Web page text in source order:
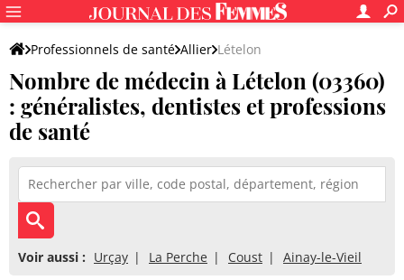
Professionnels de santé Allier Lételon
Nombre de médecin à Lételon (03360)
: généralistes, dentistes et professions
de santé
Voir aussi : Urçay La Perche Coust Ainay-le-Vieil